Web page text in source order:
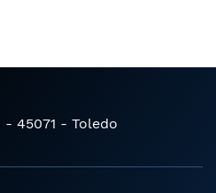
45071 - Toledo